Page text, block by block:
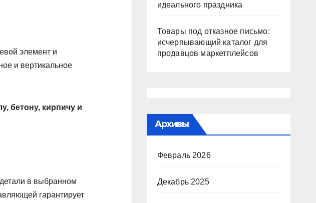
элемент и
и вертикальное
бетону, кирпичу и
в выбранном
гарантирует
идеального праздника
Товары под отказное письмо:
исчерпывающий каталог для
продавцов маркетплейсов
Архивы
Февраль 2026
Декабрь 2025